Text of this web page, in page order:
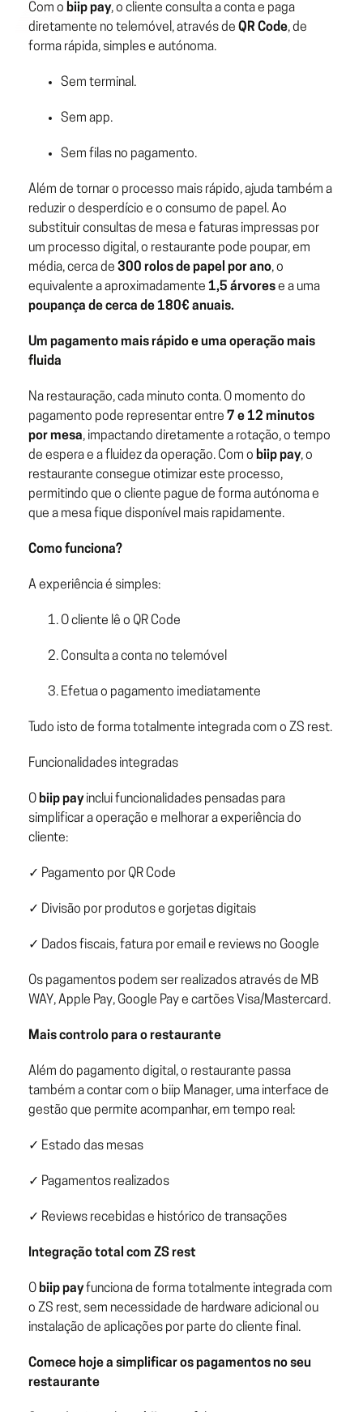
Com o biip pay, o cliente consulta a conta e paga
diretamente no telemóvel, através de QR Code, de
forma rápida, simples e autónoma.
Sem terminal.
Sem app.
Sem filas no pagamento.
Além de tornar o processo mais rápido, ajuda também a
reduzir o desperdício e o consumo de papel. Ao
substituir consultas de mesa e faturas impressas por
um processo digital, o restaurante pode poupar, em
média, cerca de 300 rolos de papel por ano, o
equivalente a aproximadamente 1,5 árvorese a uma
poupança de cerca de 180€ anuais.
Um pagamento mais rápido e uma operação mais
fluida
Na restauração, cada minuto conta. O momento do
pagamento pode representar entre 7 e 12 minutos
por mesa, impactando diretamente a rotação, o tempo
de espera e a fluidez da operação. Com o biip pay, o
restaurante consegue otimizar este processo,
permitindo que o cliente pague de forma autónoma e
que a mesa fique disponível mais rapidamente.
Como funciona?
A experiência é simples:
O cliente lê o QR Code
Consulta a conta no telemóvel
Efetua o pagamento imediatamente
Tudo isto de forma totalmente integrada com o ZS rest.
Funcionalidades integradas
Obiip payinclui funcionalidades pensadas para
simplificar a operação e melhorar a experiência do
cliente:
✓ Pagamento por QR Code
✓ Divisão por produtos e gorjetas digitais
✓ Dados fiscais, fatura por email e reviews no Google
Os pagamentos podem ser realizados através de MB
WAY, Apple Pay, Google Pay e cartões Visa/Mastercard.
Mais controlo para o restaurante
Além do pagamento digital, o restaurante passa
também a contar com o biip Manager, uma interface de
gestão que permite acompanhar, em tempo real:
✓ Estado das mesas
✓ Pagamentos realizados
✓ Reviews recebidas e histórico de transações
Integração total com ZS rest
Obiip payfunciona de forma totalmente integrada com
o ZS rest, sem necessidade de hardware adicional ou
instalação de aplicações por parte do cliente final.
Comece hoje a simplificar os pagamentos no seu
restaurante